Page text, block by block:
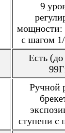
9
мощности:
с шагом
Есть (до
Ручной
ступени с